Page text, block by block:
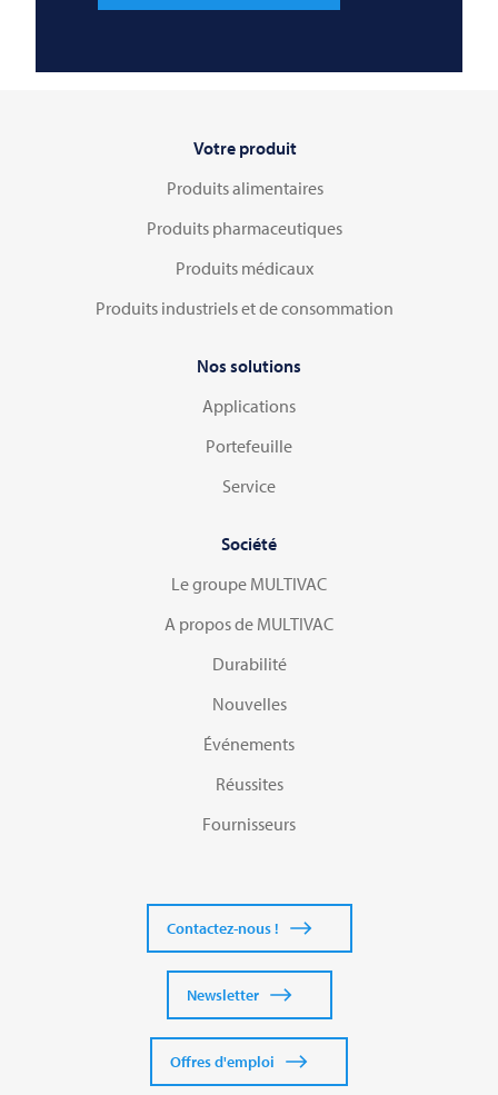
Votre produit
Produits alimentaires
Produits pharmaceutiques
Produits médicaux
Produits industriels et de consommation
Nos solutions
Applications
Portefeuille
Service
Société
Le groupe MULTIVAC
A propos de MULTIVAC
Durabilité
Nouvelles
Événements
Réussites
Fournisseurs
Contactez-nous !
Newsletter
Offres d'emploi